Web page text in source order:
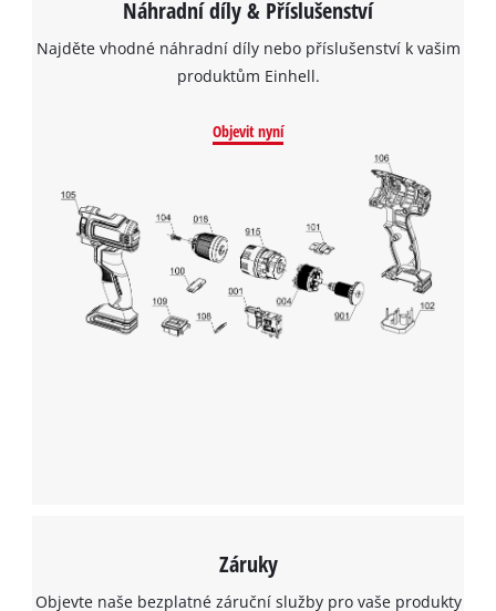
Náhradní díly & Příslušenství
Najděte vhodné náhradní díly nebo příslušenství k vašim
produktům Einhell.
Objevit nyní
Záruky
Objevte naše bezplatné záruční služby pro vaše produkty